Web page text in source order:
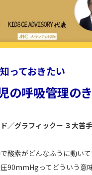
っておきたい
の呼吸管理の
／グラフィックー ３大苦
酸素がどんなふうに動い
90mmHgってどういう意